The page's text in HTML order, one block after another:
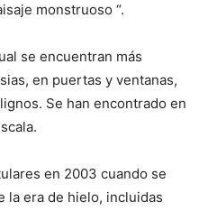
monstruoso “.
se encuentran más
en puertas y ventanas,
Se han encontrado en
en 2003 cuando se
la era de hielo, incluidas